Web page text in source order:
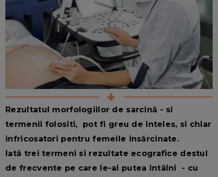
Rezultatul morfologiilor de sarcină - si
termenii folositi, pot fi greu de inteles, si chiar
infricosatori pentru femeile insărcinate.
Iată trei termeni si rezultate ecografice destul
de frecvente pe care le-ai putea întâlni - cu